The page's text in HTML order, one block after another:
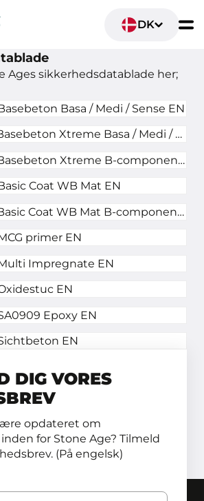
DK
Ages sikkerhedsdatablade her;
Basa / Medi / Sense EN
Safety sheet Basebeton Xtreme Basa / Medi / Sense EN
Safety sheet Basebeton Xtreme B-component EN
Coat WB Mat EN
Safety sheet Basic Coat WB Mat B-component EN
primer EN
Impregnate EN
EN
Epoxy EN
EN
DIG VORES
opdateret om
for Stone Age? Tilmeld
(På engelsk)